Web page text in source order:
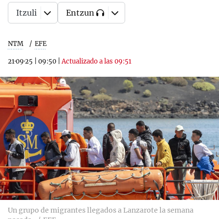
NTM EFE
21·09·25 09:50 |Actualizado a las 09:51
Itzuli Entzun
Un grupo de migrantes llegados a Lanzarote la semana